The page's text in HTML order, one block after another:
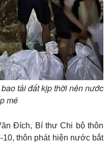
tải đất kịp thời nên nước
mé
Đích, Bí thư Chi bộ thôn
thôn phát hiện nước bắt